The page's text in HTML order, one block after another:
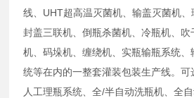
线、UHT超高温灭菌机、输盖灭菌机
封盖三联机、倒瓶杀菌机、冷瓶机、
机、码垛机、缠绕机、实瓶输瓶系统
统等在内的一整套灌装包装生产线。
人工理瓶系统、全/半自动洗瓶机、全